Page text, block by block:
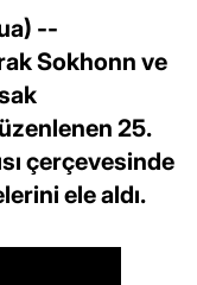
--
Sokhonn ve
25.
çerçevesinde
ele aldı.